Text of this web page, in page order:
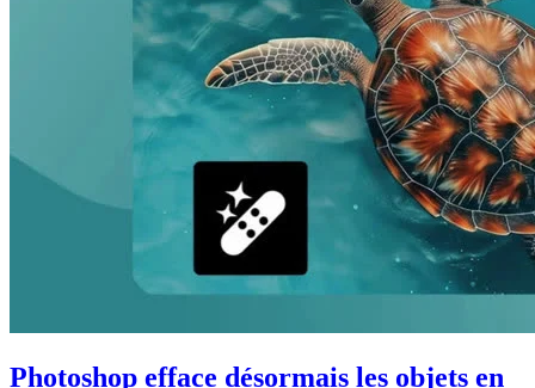
Photoshop efface désormais les objets en